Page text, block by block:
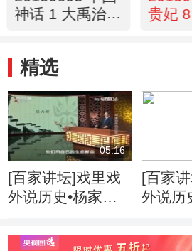
神话 1 大禹治水
贵妃
精选
05:16
[百家讲坛]戏里戏
外说历史•杨家将
[百家
外说历